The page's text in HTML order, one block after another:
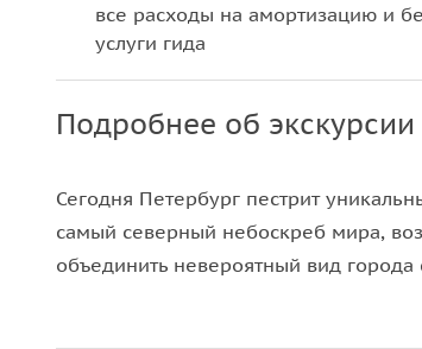
все расходы на амортизацию и
услуги гида
Подробнее об экскурсии
Сегодня Петербург пестрит
самый северный небоскреб мира,
объединить невероятный вид